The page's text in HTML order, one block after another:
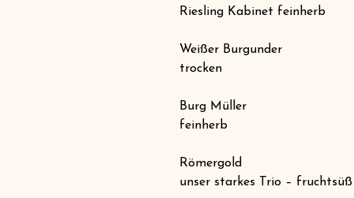
Riesling Kabinet feinherb
Weißer Burgunder
trocken
Burg Müller
feinherb
Römergold
unser starkes Trio – fruchtsüß